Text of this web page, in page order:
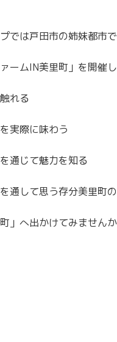
では戸田市の姉妹都市
ームIN美里町」を開催し
れる
実際に味わう
通じて魅力を知る
通して思う存分美里町
」へ出かけてみませんか